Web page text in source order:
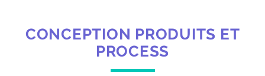
CONCEPTION PRODUITS ET
PROCESS